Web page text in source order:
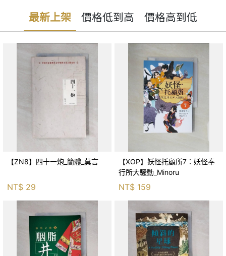
最新上架 價格低到高 價格高到低
【ZN8】四十一炮_簡體_莫言
NT$ 29
【XOP】妖怪托顧所7：妖怪奉
行所大騷動_Minoru
NT$ 159